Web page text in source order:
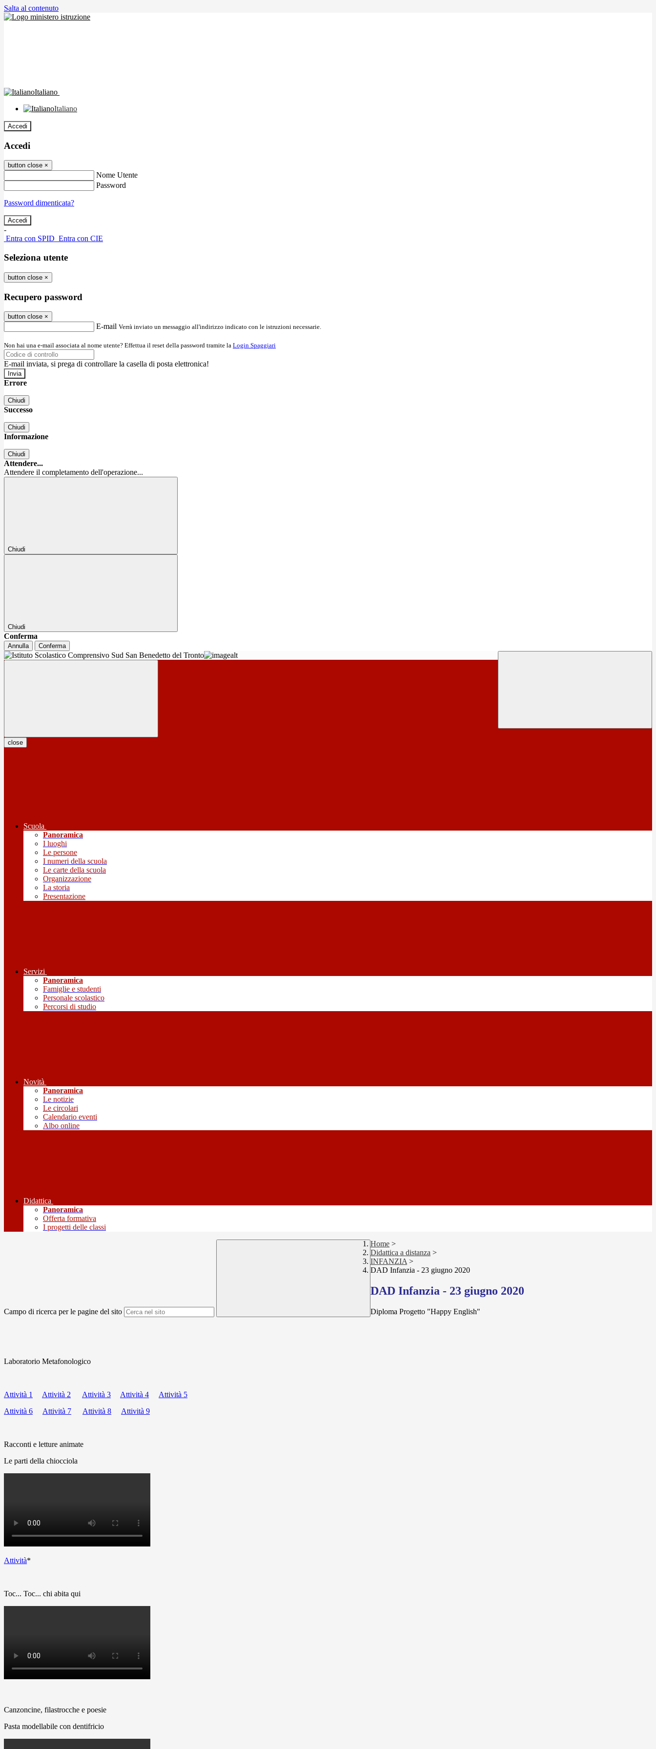
Salta al contenuto
Italiano
Italiano
Accedi
Accedi
button close ×
Nome Utente
Password
Password dimenticata?
-
Entra con SPID Entra con CIE
Seleziona utente
button close ×
Recupero password
button close ×
E-mail Verrà inviato un messaggio all'indirizzo indicato con le istruzioni necessarie.
Non hai una e-mail associata al nome utente? Effettua il reset della password tramite la Login Spaggiari
E-mail inviata, si prega di controllare la casella di posta elettronica!
Errore
Chiudi
Successo
Chiudi
Informazione
Chiudi
Attendere...
Attendere il completamento dell'operazione...
Chiudi
Chiudi
Conferma
Annulla Conferma
close
Scuola
Panoramica
I luoghi
Le persone
I numeri della scuola
Le carte della scuola
Organizzazione
La storia
Presentazione
Servizi
Panoramica
Famiglie e studenti
Personale scolastico
Percorsi di studio
Novità
Panoramica
Le notizie
Le circolari
Calendario eventi
Albo online
Didattica
Panoramica
Offerta formativa
I progetti delle classi
Campo di ricerca per le pagine del sito
Home >
Didattica a distanza >
INFANZIA >
DAD Infanzia - 23 giugno 2020
DAD Infanzia - 23 giugno 2020
Diploma Progetto "Happy English"
Laboratorio Metafonologico
Attività 1 Attività 2 Attività 3 Attività 4
Attività 5
Attività 6
Attività 7 Attività 8 Attività 9
Racconti e letture animate
Le parti della chiocciola
Attività*
Toc... Toc... chi abita qui
Canzoncine, filastrocche e poesie
Pasta modellabile con dentifricio